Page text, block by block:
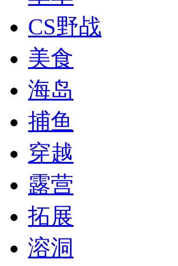
CS野战
美食
海岛
捕鱼
穿越
露营
拓展
溶洞